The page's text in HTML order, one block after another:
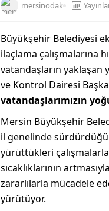
mersinodak
Büyükşehir Belediyesi
ilaçlama çalışmalarına
vatandaşların yaklaşan
ve Kontrol Dairesi
vatandaşlarımızın
Mersin Büyükşehir
il genelinde sürdürdüğü
yürüttükleri
sıcaklıklarının
zararlılarla mücadele
yürütüyor.